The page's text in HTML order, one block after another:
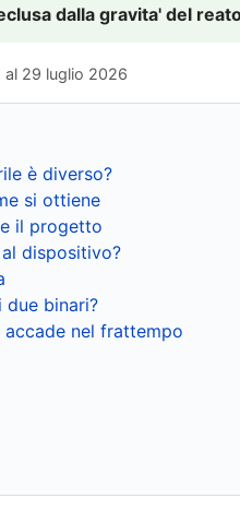
dalla gravita' del
al 29 luglio 2026
è diverso?
si ottiene
il progetto
dispositivo?
due binari?
accade nel frattempo